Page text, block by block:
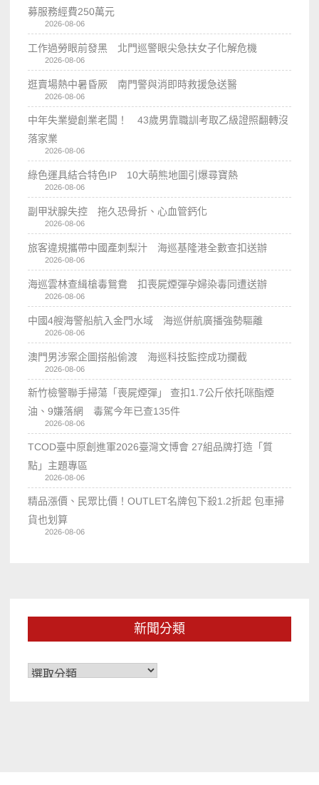
募服務經費250萬元
2026-08-06
工作過勞眼前發黑 北門巡警眼尖急扶女子化解危機
2026-08-06
逛賣場熱中暑昏厥 南門警與消即時救援急送醫
2026-08-06
中年失業變創業老闆！ 43歲男靠職訓考取乙級證照翻轉沒
落家業
2026-08-06
綠色運具結合特色IP 10大萌熊地圖引爆尋寶熱
2026-08-06
副甲狀腺失控 拖久恐骨折、心血管鈣化
2026-08-06
旅客違規攜帶中國產刺梨汁 海巡基隆港全數查扣送辦
2026-08-06
海巡雲林查緝槍毒鴛鴦 扣喪屍煙彈孕婦染毒同遭送辦
2026-08-06
中國4艘海警船航入金門水域 海巡併航廣播強勢驅離
2026-08-06
澳門男涉案企圖搭船偷渡 海巡科技監控成功攔截
2026-08-06
新竹檢警聯手掃蕩「喪屍煙彈」 查扣1.7公斤依托咪酯煙
油、9嫌落網 毒駕今年已查135件
2026-08-06
TCOD臺中原創進軍2026臺灣文博會 27組品牌打造「質
點」主題專區
2026-08-06
精品漲價、民眾比價！OUTLET名牌包下殺1.2折起 包車掃
貨也划算
2026-08-06
新聞分類
新